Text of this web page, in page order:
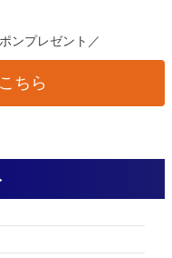
ンプレゼント／
ちら